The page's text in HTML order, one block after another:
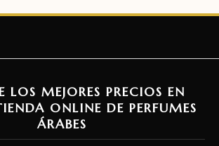
LOS MEJORES PRECIOS EN
ONLINE DE PERFUMES
ÁRABES